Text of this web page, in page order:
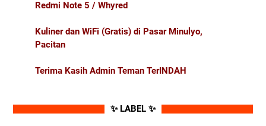
Redmi Note 5 / Whyred
Kuliner dan WiFi (Gratis) di Pasar Minulyo,
Pacitan
Terima Kasih Admin Teman TerINDAH
✨ LABEL ✨